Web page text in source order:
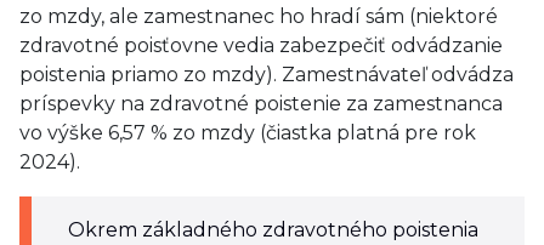
zo mzdy, ale zamestnanec ho hradí sám (niektoré
zdravotné poisťovne vedia zabezpečiť odvádzanie
poistenia priamo zo mzdy). Zamestnávateľ odvádza
príspevky na zdravotné poistenie za zamestnanca
vo výške 6,57 % zo mzdy (čiastka platná pre rok
2024).
Okrem základného zdravotného poistenia